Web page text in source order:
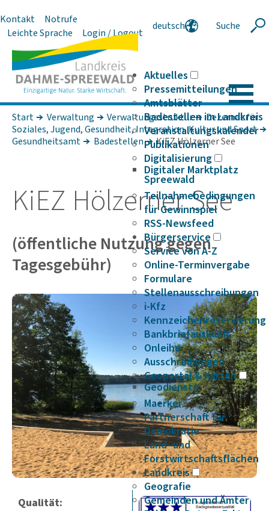
Kontakt
Notrufe
Leichte Sprache
Login / Logout
deutsch
Suche
Aktuelles
Pressemitteilungen
Amtsblätter
Badestellen im Landkreis
Veranstaltungskalender
Publikationen
Digitalisierung
Digitaler Marktplatz
Spreewald
Teilnahmebedingungen
für Gewinnspiel
RSS-Newsfeed
Bürgerservice
Service von A-Z
Online-Terminvergabe
Formulare
Stellenausschreibungen
i-Kfz
Kennzeichenreservierung
Bankbriefauskunft
Onleihe
Ausschreibungen
Geoportal & Karten
Geodienste
Maerker
Partnerschaft für
Demokratie
Land- und
Forstwirtschaftsflächen
Landkreis
Geografie
Gemeinden und Ämter
Start Verwaltung Verwaltungsstruktur
Dezernat für
Soziales, Jugend, Gesundheit, Integration, Kultur und Sport
Gesundheitsamt
Badestellen KiEZ Hölzerner See
KiEZ Hölzerner See
(öffent­liche Nutzung gegen
Tages­ge­bühr)
Qualität: